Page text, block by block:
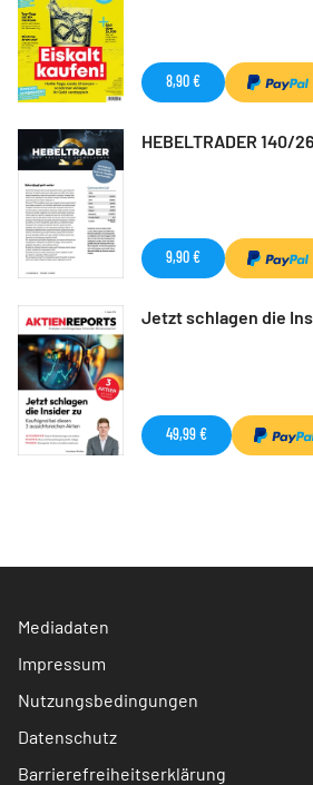
8,90 €
HEBELTRADER 140/26
9,90 €
Jetzt schlagen die
49,99 €
Mediadaten
Impressum
Nutzungsbedingungen
Datenschutz
Barrierefreiheitserklärung